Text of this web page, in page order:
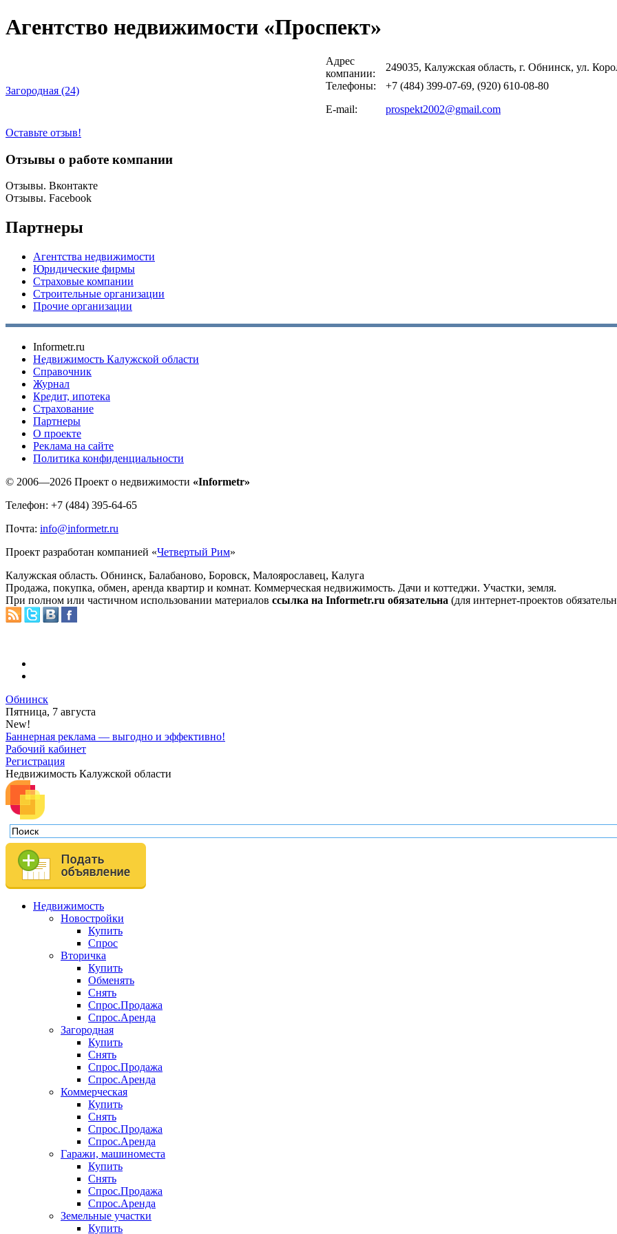
Агентство недвижимости «Проспект»
Загородная (24)
Адрес
компании:
249035, Калужская область, г. Обнинск, ул.
Телефоны:
+7 (484) 399-07-69, (920) 610-08-80
E-mail:
prospekt2002@gmail.com
Оставьте отзыв!
Отзывы о работе компании
Отзывы. Вконтакте
Отзывы. Facebook
Партнеры
Агентства недвижимости
Юридические фирмы
Страховые компании
Строительные организации
Прочие организации
Informetr.ru
Недвижимость Калужской области
Справочник
Журнал
Кредит, ипотека
Страхование
Партнеры
O проекте
Реклама на сайте
Политика конфиденциальности
© 2006—2026 Проект о недвижимости «Informetr»
Телефон: +7 (484) 395-64-65
Почта: info@informetr.ru
Проект разработан компанией «Четвертый Рим»
Калужская область. Обнинск, Балабаново, Боровск, Малоярославец, Калуга
Продажа, покупка, обмен, аренда квартир и комнат. Коммерческая недвижимость. Дачи и коттеджи. Участки, земля.
При полном или частичном использовании материалов ссылка на Informetr.ru обязательна (для интернет-проектов
Обнинск
Пятница, 7 августа
New!
Баннерная реклама — выгодно и эффективно!
Рабочий кабинет
Регистрация
Недвижимость Калужской области
Недвижимость
Новостройки
Купить
Спрос
Вторичка
Купить
Обменять
Снять
Спрос.Продажа
Спрос.Аренда
Загородная
Купить
Снять
Спрос.Продажа
Спрос.Аренда
Коммерческая
Купить
Снять
Спрос.Продажа
Спрос.Аренда
Гаражи, машиноместа
Купить
Снять
Спрос.Продажа
Спрос.Аренда
Земельные участки
Купить